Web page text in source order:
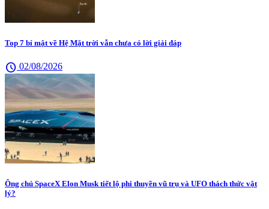
Top 7 bí mật về Hệ Mặt trời vẫn chưa có lời giải đáp
schedule 02/08/2026
Ông chủ SpaceX Elon Musk tiết lộ phi thuyền vũ trụ và UFO thách thức vật
lý?